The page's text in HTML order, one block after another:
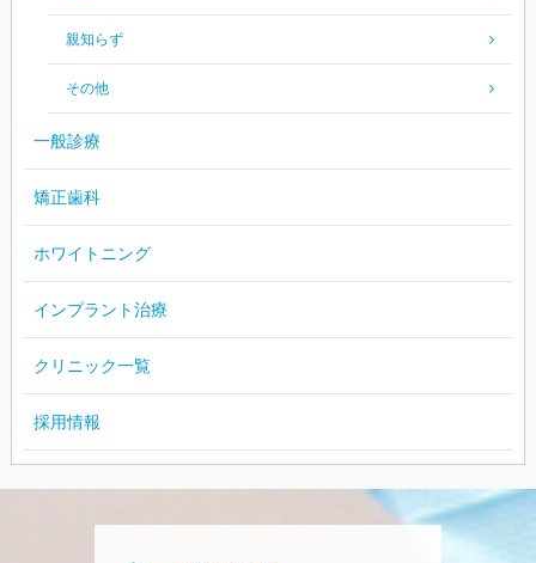
親知らず
その他
一般診療
矯正歯科
ホワイトニング
インプラント治療
クリニック一覧
採用情報